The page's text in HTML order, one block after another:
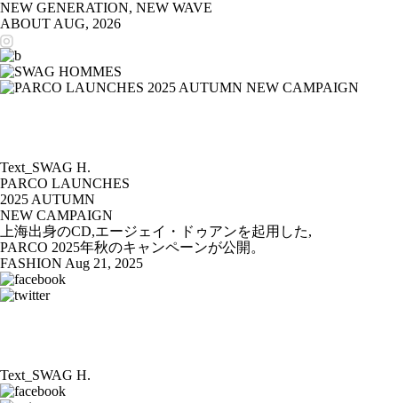
NEW GENERATION, NEW WAVE
ABOUT AUG, 2026
Text_SWAG H.
PARCO LAUNCHES
2025 AUTUMN
NEW CAMPAIGN
上海出身のCD,エージェイ・ドゥアンを起用した,
PARCO 2025年秋のキャンペーンが公開。
FASHION Aug 21, 2025
Text_SWAG H.